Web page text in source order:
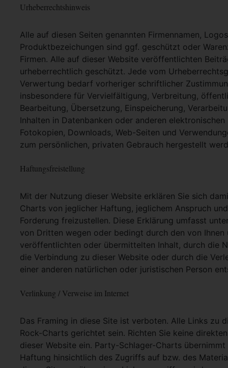
Urheberrechtshinweis
Alle auf diesen Seiten genannten Firmennamen,
Produktbezeichungen sind ggf. geschützt oder
Firmen. Alle auf dieser Website veröffentlichten
urheberrechtlich geschützt. Jede vom
Verwertung bedarf vorheriger schriftlicher
insbesondere für Vervielfältigung, Verbreitung,
Bearbeitung, Übersetzung, Einspeicherung,
Inhalten in Datenbanken oder anderen
Fotokopien, Downloads, Web-Seiten und
zum persönlichen, privaten Gebrauch hergestellt
Haftungsfreistellung
Mit der Nutzung dieser Website erklären Sie sich
Charts von jeglicher Haftung, jeglichem Anspruch
Forderung freizustellen. Diese Erklärung umfasst
von Dritten wegen oder bedingt durch den von Ihnen
veröffentlichten oder übermittelten Inhalt, durch die
die Verbindung zu dieser Website oder durch die
einer anderen natürlichen oder juristischen Person
Verlinkung / Verweise im Internet
Das Framing in diese Site ist verboten. Alle Links zu
Rock-Charts gerichtet sein. Richten Sie keine
dieser Website ein. Party-Schlager-Charts
Haftung hinsichtlich des Zugriffs auf bzw. des